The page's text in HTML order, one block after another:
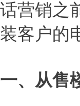
话营销之
装客户的
一、从售